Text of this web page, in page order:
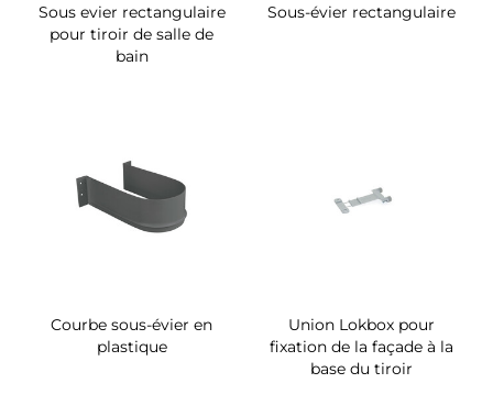
Sous evier rectangulaire
pour tiroir de salle de
bain
Sous-évier rectangulaire
Courbe sous-évier en
plastique
Union Lokbox pour
fixation de la façade à la
base du tiroir